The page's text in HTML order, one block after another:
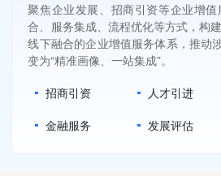
聚焦企业发展、招商引资等企业增
合、服务集成、流程优化等方式，构
线下融合的企业增值服务体系，推动
变为“精准画像、一站集成”。
招商引资 人才引进
金融服务 发展评估